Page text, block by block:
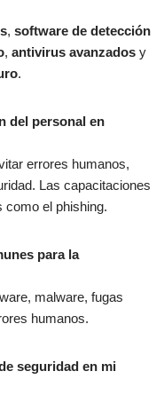
, software de detección
, antivirus avanzados y
.
del personal en
errores humanos,
Las capacitaciones
como el phishing.
para la
malware, fugas
humanos.
seguridad en mi